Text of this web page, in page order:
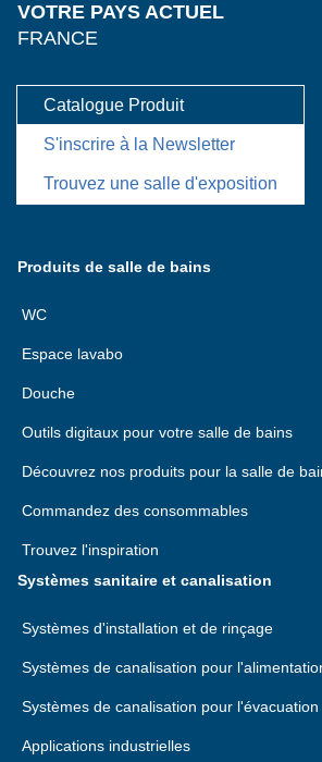
VOTRE PAYS ACTUEL
FRANCE
Catalogue Produit
S'inscrire à la Newsletter
Trouvez une salle d'exposition
Produits de salle de bains
WC
Espace lavabo
Douche
Outils digitaux pour votre salle de bains
Découvrez nos produits pour la salle de
Commandez des consommables
Trouvez l'inspiration
Systèmes sanitaire et canalisation
Systèmes d'installation et de rinçage
Systèmes de canalisation pour
Systèmes de canalisation pour l'évacuation
Applications industrielles